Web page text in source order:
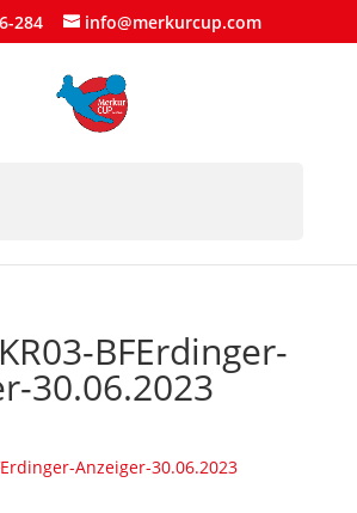
284 info@merkurcup.com
BFErdinger-
30.06.2023
Anzeiger-30.06.2023